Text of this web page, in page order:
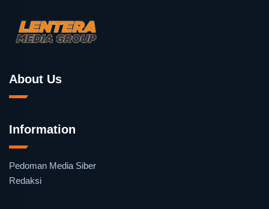
About Us
Information
Pedoman Media Siber
Redaksi